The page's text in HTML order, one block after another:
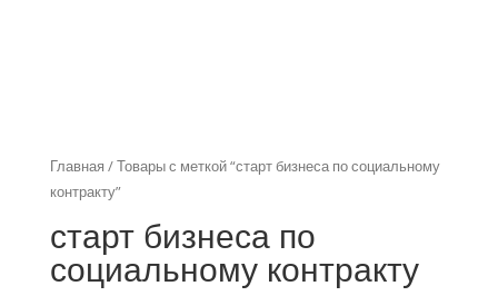
Главная / Товары с меткой “старт бизнеса по социальному
контракту”
старт бизнеса по
социальному контракту